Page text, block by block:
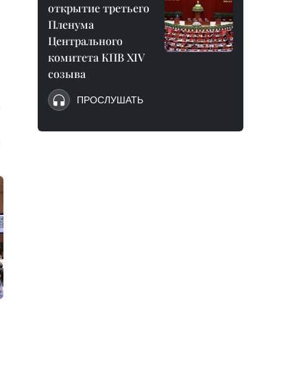
открытие третьего
Пленума
Центрального
комитета КПВ XIV
созыва
ПРОСЛУШАТЬ